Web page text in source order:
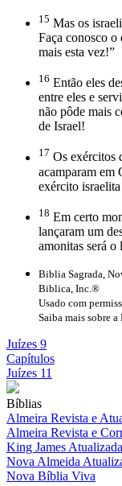
15 Mas os
Faça conosco o
mais esta vez!”
16 Então eles
entre eles e
não pôde mais
de Israel!
17 Os exércitos
acamparam em
exército
18 Em certo
lançaram um
amonitas será
Biblia Sagrada,
Biblica, Inc.®
Usado com
Saiba mais sobre
Juízes 9
Capítulos
Juízes 11
Bíblias
Almeira Revista e
Almeira Revista e
King James Atualizada
Nova Almeida
Nova Bíblia Viva